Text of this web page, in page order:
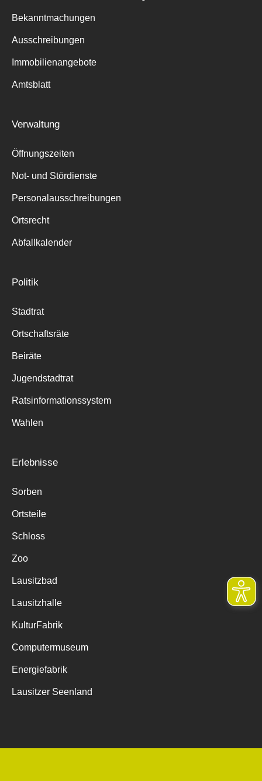
Bekanntmachungen
Ausschreibungen
Immobilienangebote
Amtsblatt
Verwaltung
Öffnungszeiten
Not- und Stördienste
Personalausschreibungen
Ortsrecht
Abfallkalender
Politik
Stadtrat
Ortschaftsräte
Beiräte
Jugendstadtrat
Ratsinformationssystem
Wahlen
Erlebnisse
Sorben
Ortsteile
Schloss
Zoo
Lausitzbad
Lausitzhalle
KulturFabrik
Computermuseum
Energiefabrik
Lausitzer Seenland